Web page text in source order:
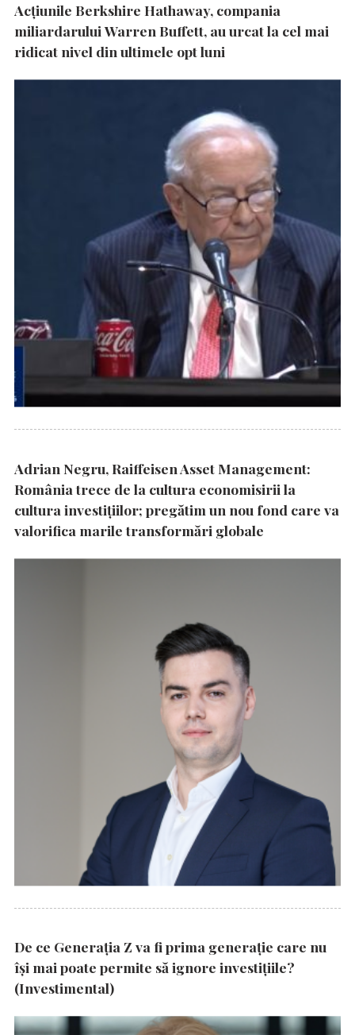
Acțiunile Berkshire Hathaway, compania
miliardarului Warren Buffett, au urcat la cel mai
ridicat nivel din ultimele opt luni
Adrian Negru, Raiffeisen Asset Management:
România trece de la cultura economisirii la
cultura investițiilor; pregătim un nou fond care va
valorifica marile transformări globale
De ce Generația Z va fi prima generație care nu
își mai poate permite să ignore investițiile?
(Investimental)